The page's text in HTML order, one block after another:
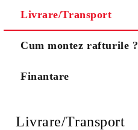
Livrare/Transport
Cum montez rafturile ?
Finantare
Livrare/Transport